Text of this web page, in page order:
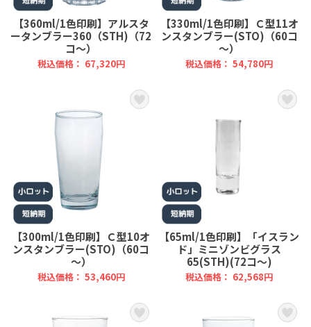
【360ml/1色印刷】アルスタ
ータンブラー360（STH)（72
コ～）
税込価格： 67,320円
【330ml/1色印刷】Ｃ型11オ
ンスタンブラー(STO)（60コ
～）
税込価格： 54,780円
【300ml/1色印刷】Ｃ型10オ
ンスタンブラー(STO)（60コ
～）
税込価格： 53,460円
【65ml/1色印刷】「イスラン
ド」ミニゾンビグラス
65(STH)(72コ～)
税込価格： 62,568円